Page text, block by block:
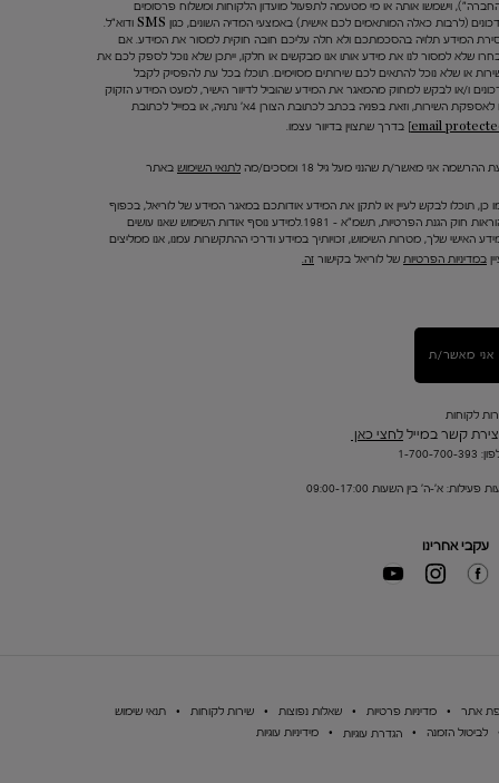
וישמשו אותה או מי מטעמה לתפעול מועדון הלקוחות ומשלוח פרסומים
ועדכונים (לרבות כאלה המותאמים לכם אישית) באמצעי המדיה השונים, כגון SMS ודוא"ל.
המידע תלויה בהסכמתכם ולא חלה עליכם חובה חוקית למסור את המידע. אם
שלא למסור לנו את מידע אותו אנו מבקשים או חלקו, ייתכן שלא נוכל לספק לכם את
או שלא נוכל להתאים לכם שירותים מסוימים. תוכלו בכל עת להפסיק לקבל
ו/או לבקש למחוק מהמאגר את המידע שהוביל לדיוור הישיר, למעט המידע הזקוק
לאספקת השירות, וזאת בפניה בכתב לכתובת הצורן 4א' נתניה, או במייל לכתובת
בדרך שתצוין בדיוור עצמו.
ההרשמה אני מאשר/ת שהנני מעל גיל 18 ומסכים/מה לתנאי השימוש באתר
כן, תוכלו לבקש לעיין או לתקן את המידע אודותכם במאגר המידע של לוריאל, בכפוף
להוראות חוק הגנת הפרטיות, תשמ"א – 1981.למידע נוסף אודות השימוש שאנו עושים
האישי שלך, מטרות השימוש, זכויותיך במידע ודרכי ההתקשרות עמנו, אנו ממליצים
במדיניות הפרטיות של לוריאל בקישור זה.
אני מאשר/ת
לקוחות
קשר במייל לחצי כאן
700-393
פעילות: א'-ה' בין השעות 09:00-17:00
עקבי אחרינו
אתר מדיניות פרטיות שאלות נפוצות שירות לקוחות
תנאי שימוש
לביטול הזמנה
הגדרת עוגיות מידיניות עוגיות